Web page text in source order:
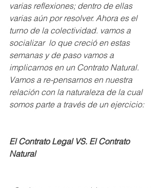
varias reflexiones; dentro de ellas
varias aún por resolver. Ahora es el
turno de la colectividad. vamos a
socializar  lo que creció en estas
semanas y de paso vamos a
implicarnos en un Contrato Natural.
Vamos a re-pensarnos en nuestra
relación con la naturaleza de la cual
somos parte a través de un ejercicio:
El Contrato Legal VS. El Contrato
Natural